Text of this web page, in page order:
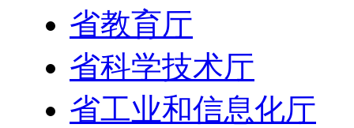
省教育厅
省科学技术厅
省工业和信息化厅